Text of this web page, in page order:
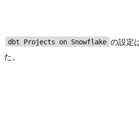
dbt Projects on Snowflake の設定
た。